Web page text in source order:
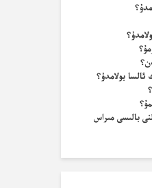
ئالسا بولامدۇ؟
بالىسى مىراس